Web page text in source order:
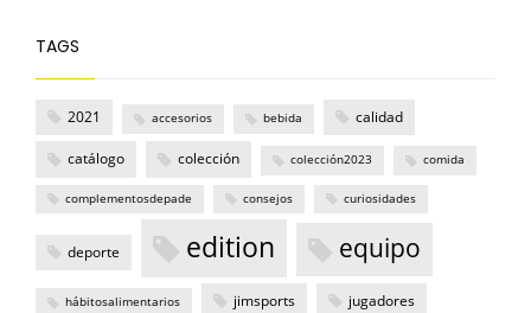
TAGS
2021 accesorios bebida calidad
catálogo colección colección2023 comida
complementosdepade consejos curiosidades
deporte edition equipo
hábitosalimentarios jimsports jugadores